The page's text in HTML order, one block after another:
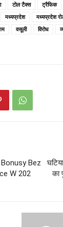
टोल टैक्स ट्रैफिक
मध्यप्रदेश
मध्यप्रदेश
वसूली विरोध
Bez
W 202
का